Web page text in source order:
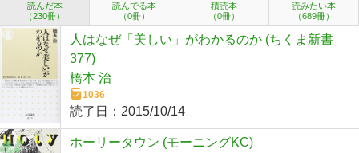
読んだ本
（230冊）
読んでる本
（0冊）
積読本
（0冊）
読みたい本
（689冊）
人はなぜ「美しい」がわかるのか (ちくま新書
377)
橋本 治
1036
読了日： 2015/10/14
ホーリータウン (モーニングKC)